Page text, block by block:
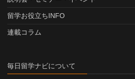
留学お役立ちINFO
連載コラム
毎日留学ナビについて